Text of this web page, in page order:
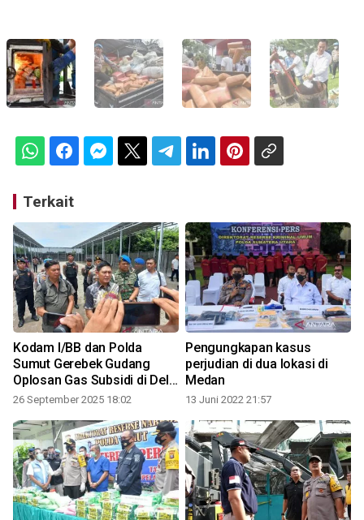
Terkait
Kodam I/BB dan Polda
Sumut Gerebek Gudang
Oplosan Gas Subsidi di Deli
Serdang
26 September 2025 18:02
Pengungkapan kasus
perjudian di dua lokasi di
Medan
13 Juni 2022 21:57